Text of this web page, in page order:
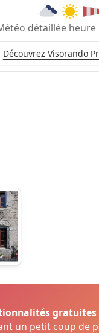
détaillée
Découvrez Visorando
gratuites
un petit coup de